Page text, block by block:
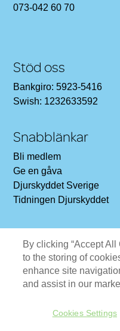
073-042 60 70
Stöd oss
Bankgiro: 5923-5416
Swish: 1232633592
Snabblänkar
Bli medlem
Ge en gåva
Djurskyddet Sverige
Tidningen Djurskyddet
Gilla oss på Facebook
Följ oss på Instagram
By clicking “Accept
to the storing of
enhance site
and assist in our
Cookies Settings